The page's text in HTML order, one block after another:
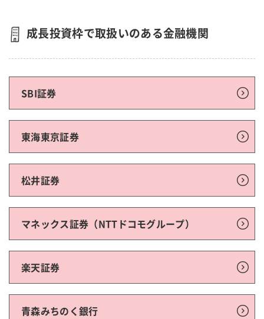
成長投資枠で取扱いのある金融機関
SBI証券
東海東京証券
松井証券
マネックス証券（NTTドコモグループ）
楽天証券
青森みちのく銀行